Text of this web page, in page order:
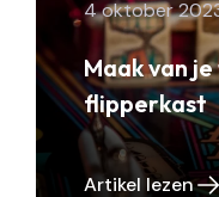
4 oktober
Maak van
flipperkast
Artikel lezen